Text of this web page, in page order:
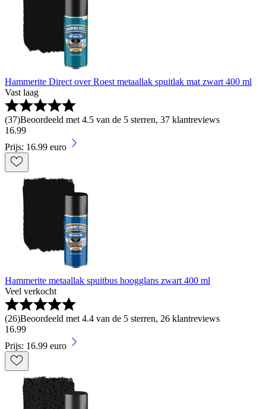
Hammerite Direct over Roest metaallak spuitlak mat zwart 400 ml
Vast laag
(37)Beoordeeld met 4.5 van de 5 sterren, 37 klantreviews
16.99
Prijs: 16.99 euro
Hammerite metaallak spuitbus hoogglans zwart 400 ml
Veel verkocht
(26)Beoordeeld met 4.4 van de 5 sterren, 26 klantreviews
16.99
Prijs: 16.99 euro